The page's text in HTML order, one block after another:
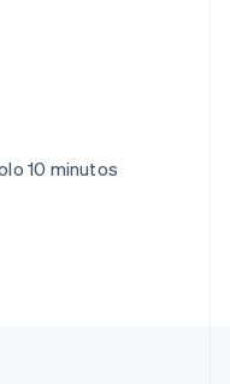
10 minutos